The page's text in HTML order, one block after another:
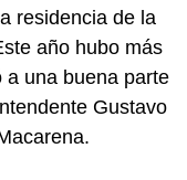
residencia de la
año hubo más
a una buena parte
Gustavo